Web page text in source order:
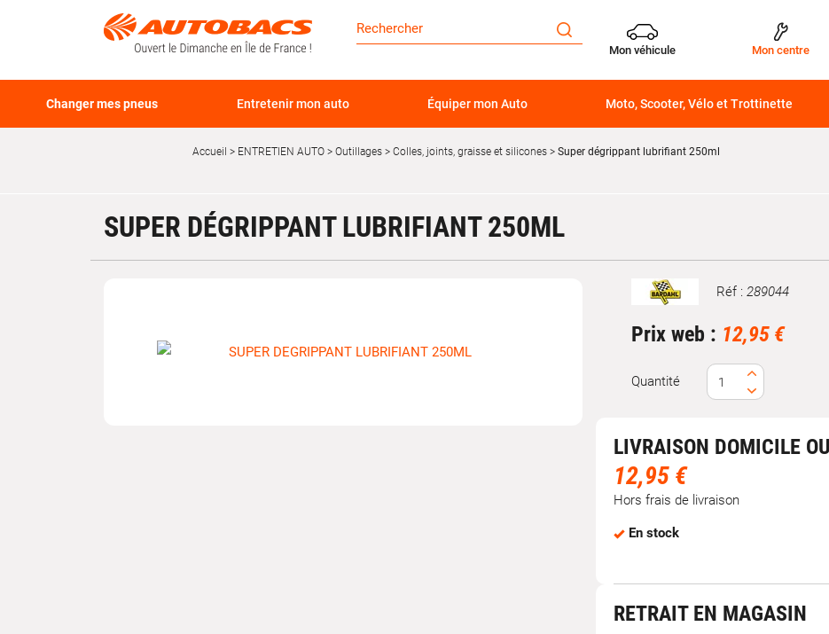
Mon véhicule Mon centre
Changer mes pneus Entretenir mon auto Équiper mon Auto Moto, Scooter, Vélo et Trottinette
Accueil ENTRETIEN AUTO Outillages Colles, joints, graisse et silicones Super dégrippant lubrifiant 250ml
SUPER DÉGRIPPANT LUBRIFIANT 250ML
Marque Réf : 289044
Prix web : 12,95 €
Quantité
LIVRAISON DOMICILE
12,95 €
Hors frais de livraison
En stock
RETRAIT EN MAGASIN